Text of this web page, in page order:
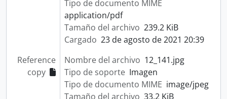
Tipo de documento MIME
application/pdf
Tamaño del archivo 239.2 KiB
Cargado 23 de agosto de 2021 20:39
Reference
copy
Nombre del archivo 12_141.jpg
Tipo de soporte Imagen
Tipo de documento MIME image/jpeg
Tamaño del archivo 33.2 KiB